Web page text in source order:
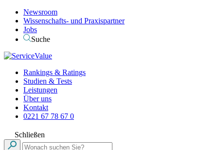
Newsroom
Wissenschafts- und Praxispartner
Jobs
Suche
Rankings & Ratings
Studien & Tests
Leistungen
Über uns
Kontakt
0221 67 78 67 0
Schließen